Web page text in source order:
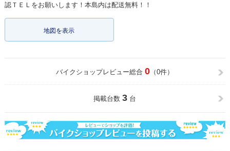
認ＴＥＬをお願いします！本島内は配送無料！！
地図を表示
バイクショップレビュー総合 0 （0件）
掲載台数 3 台